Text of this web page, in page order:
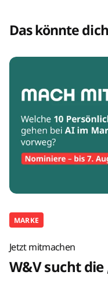
Das könnte
MARKE
Jetzt mitmachen
W&V sucht die